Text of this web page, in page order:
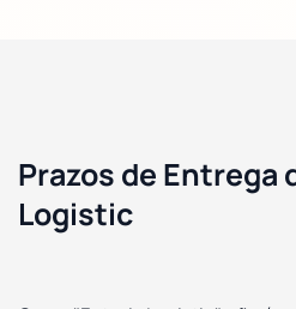
Prazos de Entrega
Logistic